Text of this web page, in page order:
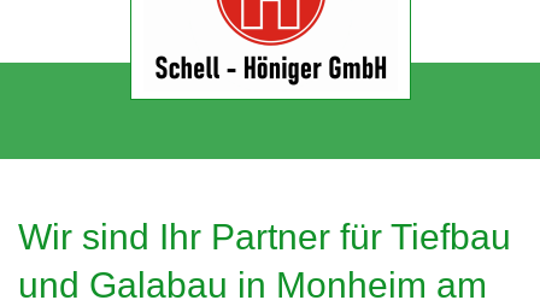
Wir sind Ihr Partner für Tiefbau
und Galabau in Monheim am